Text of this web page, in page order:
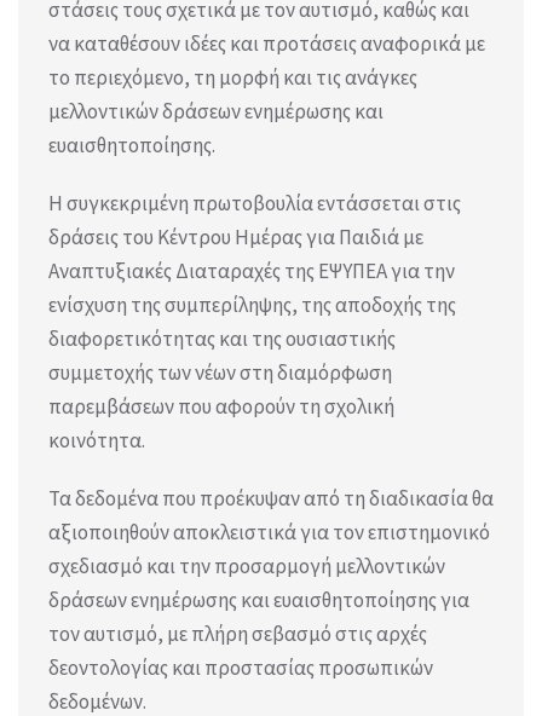
στάσεις τους σχετικά με τον αυτισμό, καθώς και
να καταθέσουν ιδέες και προτάσεις αναφορικά με
το περιεχόμενο, τη μορφή και τις ανάγκες
μελλοντικών δράσεων ενημέρωσης και
ευαισθητοποίησης.
Η συγκεκριμένη πρωτοβουλία εντάσσεται στις
δράσεις του Κέντρου Ημέρας για Παιδιά με
Αναπτυξιακές Διαταραχές της ΕΨΥΠΕΑ για την
ενίσχυση της συμπερίληψης, της αποδοχής της
διαφορετικότητας και της ουσιαστικής
συμμετοχής των νέων στη διαμόρφωση
παρεμβάσεων που αφορούν τη σχολική
κοινότητα.
Τα δεδομένα που προέκυψαν από τη διαδικασία θα
αξιοποιηθούν αποκλειστικά για τον επιστημονικό
σχεδιασμό και την προσαρμογή μελλοντικών
δράσεων ενημέρωσης και ευαισθητοποίησης για
τον αυτισμό, με πλήρη σεβασμό στις αρχές
δεοντολογίας και προστασίας προσωπικών
δεδομένων.